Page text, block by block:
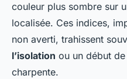
couleur plus sombre sur
localisée. Ces indices,
non averti, trahissent
l’isolation ou un début
charpente.